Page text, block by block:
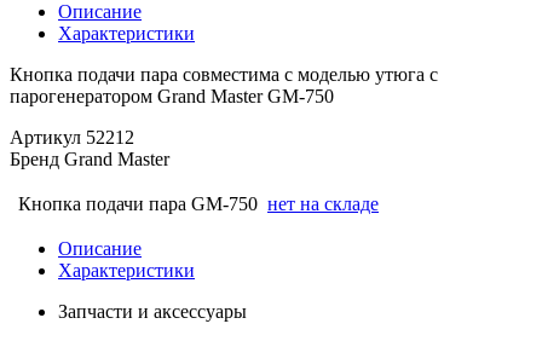
Описание
Характеристики
Кнопка подачи пара совместима с моделью утюга с
парогенератором Grand Master GM-750
Артикул 52212
Бренд Grand Master
Кнопка подачи пара GM-750 нет на складе
Описание
Характеристики
Запчасти и аксессуары